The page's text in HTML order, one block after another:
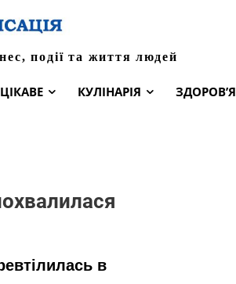
події та життя людей
ЦІКАВЕ КУЛІНАРІЯ ЗДОРОВ’Я
в